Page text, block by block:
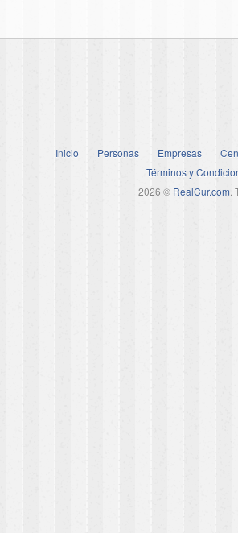
Inicio Personas Empresas
Términos y
2026 © RealCur.com.